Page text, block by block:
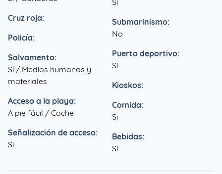
Cruz roja:
Policía:
Salvamento:
Sí / Medios humanos y
materiales
Acceso a la playa:
A pie fácil / Coche
Señalización de acceso:
Si
Si
Submarinismo:
No
Puerto deportivo:
Si
Kioskos:
Comida:
Si
Bebidas:
Si